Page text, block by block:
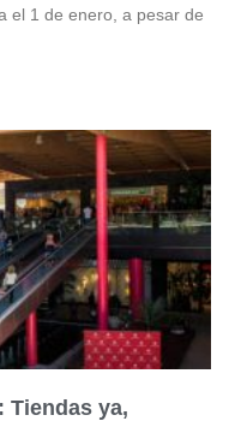
el 1 de enero, a pesar de
Tiendas ya,